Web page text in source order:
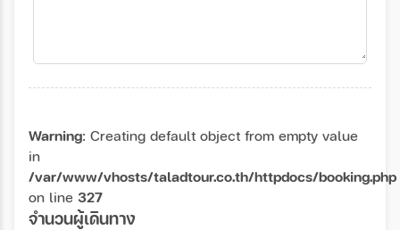
Warning: Creating default object from empty value
in
/var/www/vhosts/taladtour.co.th/httpdocs/booking.php
on line 327
จำนวนผู้เดินทาง